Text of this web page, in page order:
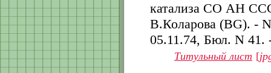
катализа СО АН
В.Коларова (BG). -
05.11.74, Бюл. N 41.
Титульный лист [